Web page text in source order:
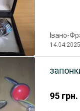
Івано-
14.04.2025
95 грн.